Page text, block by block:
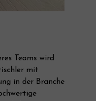
Teams wird
mit
in der Branche